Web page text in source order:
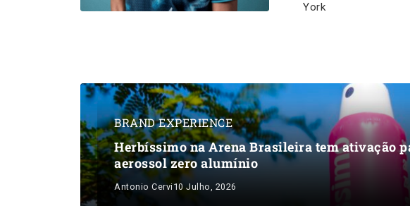
York
BRAND EXPERIENCE
Herbíssimo na Arena Brasileira tem ativação
aerossol zero alumínio
Antonio Cervi 10 Julho, 2026